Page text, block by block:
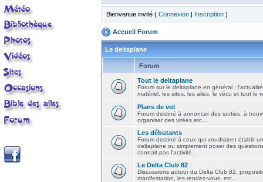
Bienvenue invité ( Connexion | Inscription )
Accueil Forum
Le deltaplane
Forum
Tout le deltaplane
Forum sur le deltaplane en général :
matériel, les sites, les ailes, le vécu et tout le
Plans de vol
Forum destiné à annoncer des sorties, à
organiser des virées etc...
Les débutants
Forum destiné à ceux qui voudraient établir
deltaplane ou simplement poser des
connait pas l'activité.
Le Delta Club 82
Discussions autour du Delta Club 82,
manifestation, les rendez-vous, etc...